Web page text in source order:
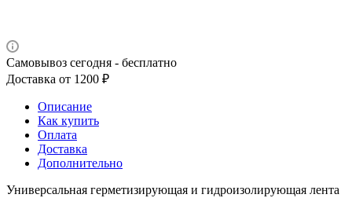
Самовывоз сегодня - бесплатно
Доставка от 1200 ₽
Описание
Как купить
Оплата
Доставка
Дополнительно
Универсальная герметизирующая и гидроизолирующая лента